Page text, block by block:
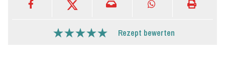
Rezept bewerten